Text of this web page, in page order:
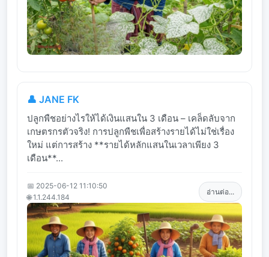
👤 JANE FK
ปลูกพืชอย่างไรให้ได้เงินแสนใน 3 เดือน – เคล็ดลับจาก
เกษตรกรตัวจริง! การปลูกพืชเพื่อสร้างรายได้ไม่ใช่เรื่อง
ใหม่ แต่การสร้าง **รายได้หลักแสนในเวลาเพียง 3
เดือน**...
📅 2025-06-12 11:10:50
🌐 1.1.244.184
อ่านต่อ...